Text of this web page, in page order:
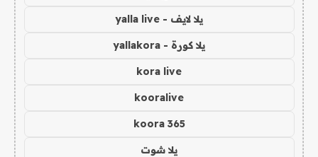
يلا لايف - yalla live
يلا كورة - yallakora
kora live
kooralive
koora 365
يلا شوت